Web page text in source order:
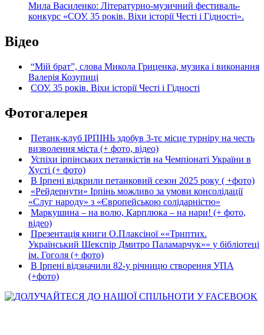
Мила Василенко: Літературно-музичний фестиваль-
конкурс «СОУ. 35 років. Віхи історії Честі і Гідності».
Відео
“Мій брат”, слова Микола Гриценка, музика і виконання
Валерія Козупиці
СОУ. 35 років. Віхи історії Честі і Гідності
Фотогалерея
Петанк-клуб ІРПІНЬ здобув 3-тє місце турніру на честь
визволення міста (+ фото, відео)
Успіхи ірпінських петанкістів на Чемпіонаті України в
Хусті (+ фото)
В Ірпені відкрили петанковий сезон 2025 року ( +фото)
«Рейдернути» Ірпінь можливо за умови консолідації
«Слуг народу» з «Європейською солідарністю»
Маркушина – на волю, Карплюка – на нари! (+ фото,
відео)
Презентація книги О.Плаксіної ««Триптих.
Український Шекспір Дмитро Паламарчук»» у бібліотеці
ім. Гоголя (+ фото)
В Ірпені відзначили 82-у річницю створення УПА
(+фото)